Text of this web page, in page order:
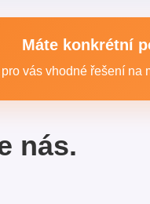
Máte konkrétní
vás vhodné řešení na
nás.